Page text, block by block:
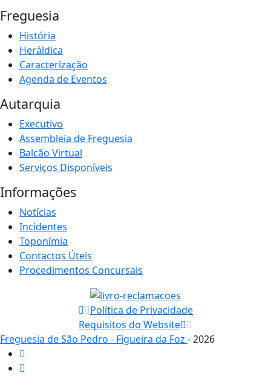
Freguesia
História
Heráldica
Caracterização
Agenda de Eventos
Autarquia
Executivo
Assembleia de Freguesia
Balcão Virtual
Serviços Disponíveis
Informações
Notícias
Incidentes
Toponímia
Contactos Úteis
Procedimentos Concursais
Política de Privacidade
Requisitos do Website
Freguesia de São Pedro - Figueira da Foz - 2026